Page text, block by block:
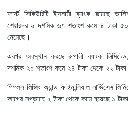
ফার্স্ট সিকিউরিটি ইসলামী ব্যাংক রয়েছে
শেয়ারদর ৬ দশমিক ৬৭ শতাংশ কমে ৪ টাকা
নেমেছে।
এরপর অবস্থান করছে রূপালী ব্যাংক
দশমিক ২৫ শতাংশ কমে ২৪ টাকা থেকে ২২
পিপলস লিজিং অ্যান্ড ফাইনান্সিয়াল সার্ভিসেস
আগের সপ্তাহে ২ টাকা থেকে কমে হয়েছে ১